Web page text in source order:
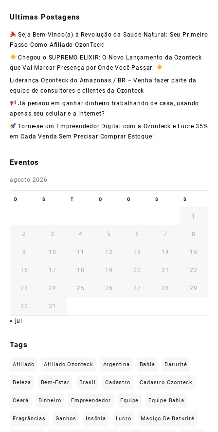
e
sua
Vida
com
Tecnologia,
e
Resultados!
Ultimas Postagens
Seja Bem-Vindo(a) à Revolução da Saúde Natural: Seu Primeiro
Passo Como Afiliado OzonTeck!
Chegou o SUPREMO ELIXIR: O Novo Lançamento da Ozonteck
que Vai Marcar Presença por Onde Você Passar!
Liderança Ozonteck do Amazonas / BR – Venha fazer parte da
equipe de consultores e clientes da Ozonteck
Já pensou em ganhar dinheiro trabalhando de casa, usando
apenas seu celular e a internet?
Torne-se um Empreendedor Digital com a Ozonteck e Lucre 35%
em Cada Venda Sem Precisar Comprar Estoque!
Eventos
agosto 2026
D S T Q Q S S
1
2 3 4 5 6 7 8
9 10 11 12 13 14 15
16 17 18 19 20 21 22
23 24 25 26 27 28 29
30 31
« jul
Tags
Afiliado Afiliado Ozonteck Argentina Bahia Baturité
Beleza Bem-Estar Brasil Cadastro Cadastro Ozonteck
Ceará Dinheiro Empreendedor Equipe Equipe Bahia
Fragrâncias Ganhos Insônia Lucro Maciço De Baturité